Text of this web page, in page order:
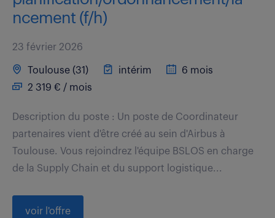
ncement (f/h)
23 février 2026
Toulouse (31) intérim
6 mois
2 319 € / mois
Description du poste : Un poste de Coordinateur
partenaires vient d'être créé au sein d'Airbus à
Toulouse. Vous rejoindrez l'équipe BSLOS en charge
de la Supply Chain et du support logistique...
voir l'offre